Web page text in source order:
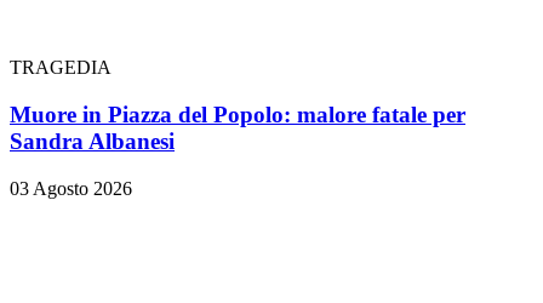
TRAGEDIA
Muore in Piazza del Popolo: malore fatale per
Sandra Albanesi
03 Agosto 2026